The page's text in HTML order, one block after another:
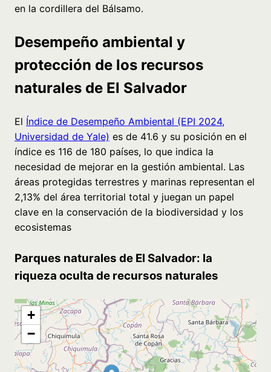
en la cordillera del Bálsamo.
Desempeño ambiental y
protección de los recursos
naturales de El Salvador
El Índice de Desempeño Ambiental (EPI 2024,
Universidad de Yale) es de 41.6 y su posición en el
índice es 116 de 180 países, lo que indica la
necesidad de mejorar en la gestión ambiental. Las
áreas protegidas terrestres y marinas representan el
2,13% del área territorial total y juegan un papel
clave en la conservación de la biodiversidad y los
ecosistemas
Parques naturales de El Salvador: la
riqueza oculta de recursos naturales